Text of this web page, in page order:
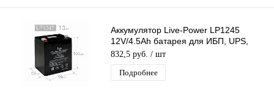
Аккумулятор Live-Power LP1245
12V/4.5Ah батарея для ИБП, UPS,
свинцово-кислотный (90*70*105mm)
832,5 руб. / шт
Подробнее